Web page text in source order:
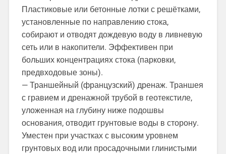
Пластиковые или бетонные лотки с решётками,
установленные по направлению стока,
собирают и отводят дождевую воду в ливневую
сеть или в накопители. Эффективен при
больших концентрациях стока (парковки,
предвходовые зоны).
— Траншейный (французский) дренаж. Траншея
с гравием и дренажной трубой в геотекстиле,
уложенная на глубину ниже подошвы
основания, отводит грунтовые воды в сторону.
Уместен при участках с высоким уровнем
грунтовых вод или просадочными глинистыми